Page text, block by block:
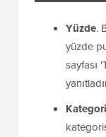
Yüzde.
yüzde
sayfası
Kategori